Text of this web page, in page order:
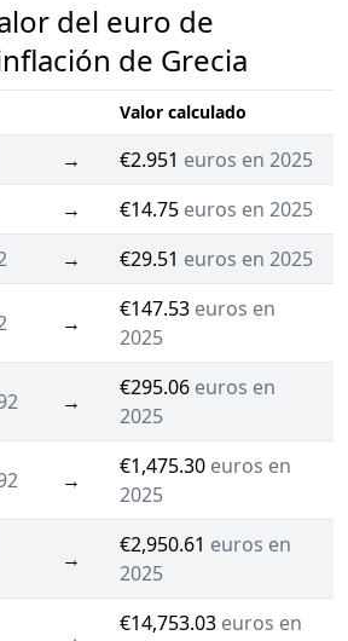
del euro de
de Grecia
Valor calculado
→ €2.951 euros en 2025
→ €14.75 euros en 2025
→ €29.51 euros en 2025
→
€147.53 euros en
2025
→
€295.06 euros en
2025
→
€1,475.30 euros en
2025
→
€2,950.61 euros en
2025
€14,753.03 euros en